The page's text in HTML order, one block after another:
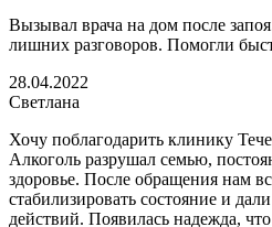
Вызывал врача на дом после
лишних разговоров. Помогли
28.04.2022
Светлана
Хочу поблагодарить клинику
Алкоголь разрушал семью,
здоровье. После обращения нам
стабилизировать состояние и
действий. Появилась надежда,